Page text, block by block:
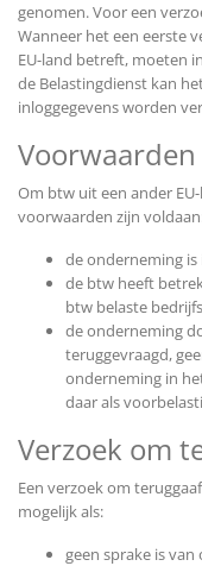
genomen. Voor een
Wanneer het een eerste
EU-land betreft, moeten
de Belastingdienst kan
inloggegevens worden
Om btw uit een ander
voorwaarden zijn
de onderneming
de btw heeft
btw belaste
de onderneming
teruggevraagd,
onderneming in
daar als
Verzoek om
Een verzoek om
mogelijk als:
geen sprake is